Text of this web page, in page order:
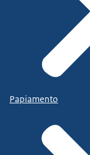
Papiamento